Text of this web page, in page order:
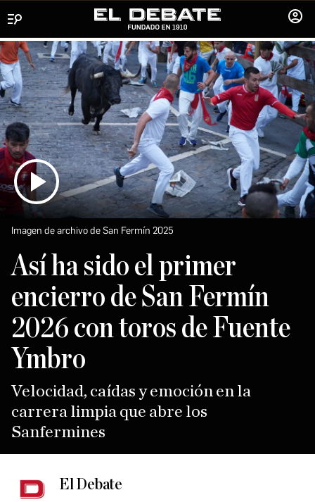
SESIÓN
Imagen de archivo de San Fermín 2025
Así ha sido el primer
encierro de San Fermín
2026 con toros de Fuente
Ymbro
Velocidad, caídas y emoción en la
carrera limpia que abre los
Sanfermines
El Debate